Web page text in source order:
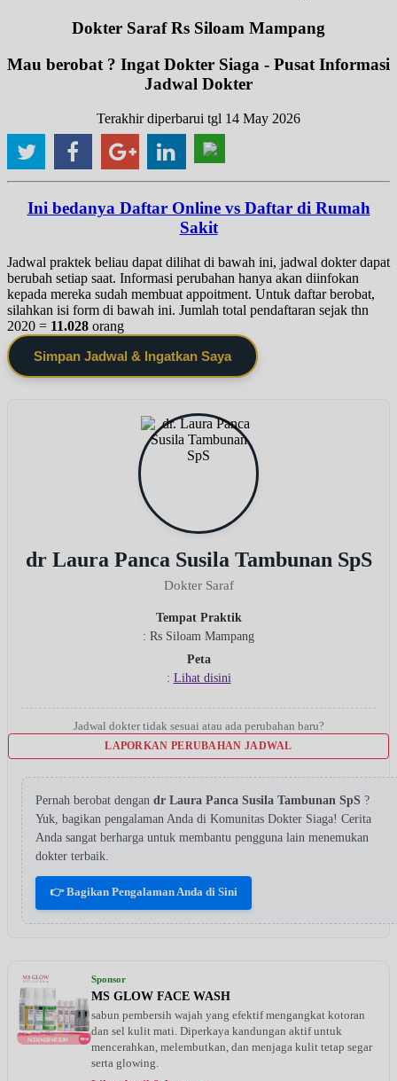
Dokter Saraf Rs Siloam Mampang
Mau berobat ? Ingat Dokter Siaga - Pusat Informasi
Jadwal Dokter
Terakhir diperbarui tgl 14 May 2026
Ini bedanya Daftar Online vs Daftar di Rumah
Sakit
Jadwal praktek beliau dapat dilihat di bawah ini, jadwal dokter dapat
berubah setiap saat. Informasi perubahan hanya akan diinfokan
kepada mereka sudah membuat appoitment. Untuk daftar berobat,
silahkan isi form di bawah ini. Jumlah total pendaftaran sejak thn
2020 = 11.028 orang
Simpan Jadwal & Ingatkan Saya
dr Laura Panca Susila Tambunan SpS
Dokter Saraf
Tempat Praktik
: Rs Siloam Mampang
Peta
: Lihat disini
Jadwal dokter tidak sesuai atau ada perubahan baru?
LAPORKAN PERUBAHAN JADWAL
Pernah berobat dengan dr Laura Panca Susila Tambunan SpS ?
Yuk, bagikan pengalaman Anda di Komunitas Dokter Siaga! Cerita
Anda sangat berharga untuk membantu pengguna lain menemukan
dokter terbaik.
👉 Bagikan Pengalaman Anda di Sini
Sponsor
MS GLOW FACE WASH
sabun pembersih wajah yang efektif mengangkat kotoran
dan sel kulit mati. Diperkaya kandungan aktif untuk
mencerahkan, melembutkan, dan menjaga kulit tetap segar
serta glowing.